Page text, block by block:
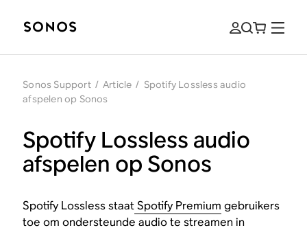
Sonos Support / Article / Spotify Lossless audio
afspelen op Sonos
Spotify Lossless audio
afspelen op Sonos
Spotify Lossless staatSpotify Premium gebruikers
toe om ondersteunde audio te streamen in